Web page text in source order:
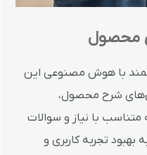
محصول
با هوش مصنوعی این
شرح محصول،
با نیاز و سوالات
بهبود تجربه کاربری و